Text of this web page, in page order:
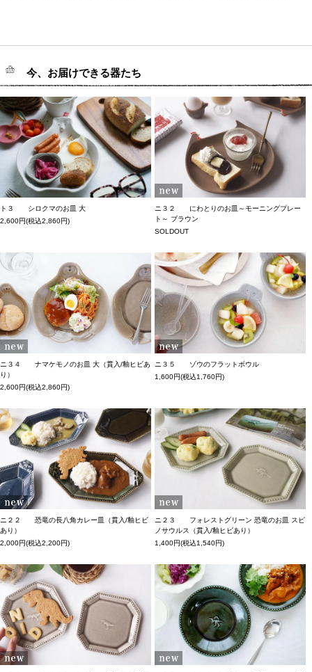
今、お届けできる器たち
ト３ シロクマのお皿 大
2,600円(税込2,860円)
ニ３２ にわとりのお皿～モーニングプレー
ト～ ブラウン
SOLDOUT
ニ３４ ナマケモノのお皿 大（貫入/釉ヒビあ
り）
2,600円(税込2,860円)
ニ３５ ゾウのフラットボウル
1,600円(税込1,760円)
ニ２２ 恐竜の長八角カレー皿（貫入/釉ヒビ
あり）
2,000円(税込2,200円)
ニ２３ フォレストグリーン 恐竜のお皿 スピ
ノサウルス（貫入/釉ヒビあり）
1,400円(税込1,540円)